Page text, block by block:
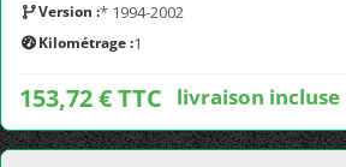
Version :* 1994-2002
Kilométrage :1
153,72 € TTC livraison incluse